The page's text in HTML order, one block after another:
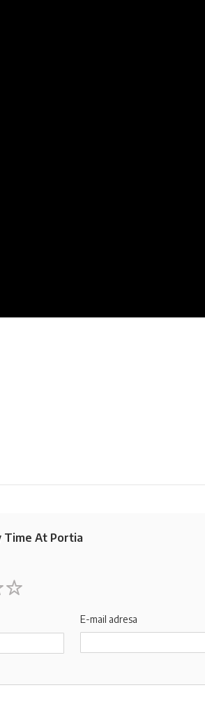
Time At Portia
E-mail adresa